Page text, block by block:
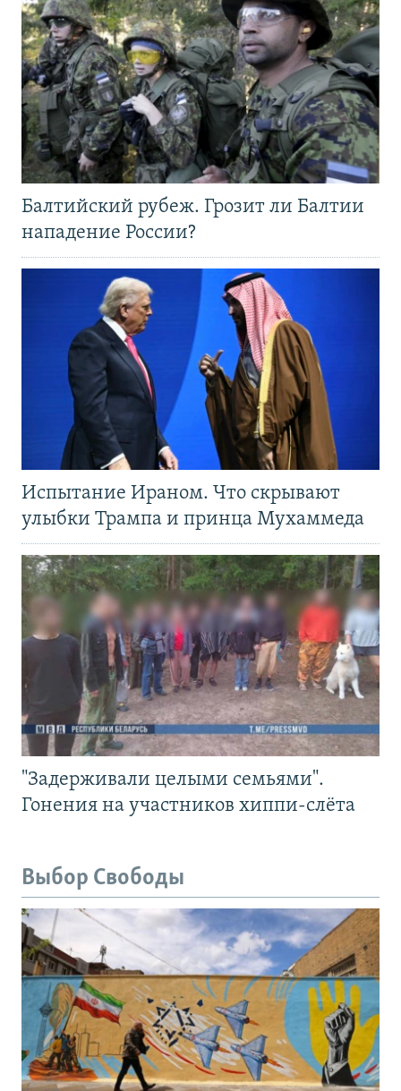
Балтийский рубеж. Грозит ли Балтии
нападение России?
Испытание Ираном. Что скрывают
улыбки Трампа и принца Мухаммеда
"Задерживали целыми семьями".
Гонения на участников хиппи-слёта
Выбор Свободы